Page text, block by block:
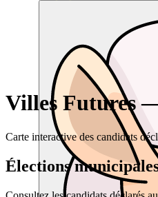
Villes Futures
Carte interactive des candidats
Élections